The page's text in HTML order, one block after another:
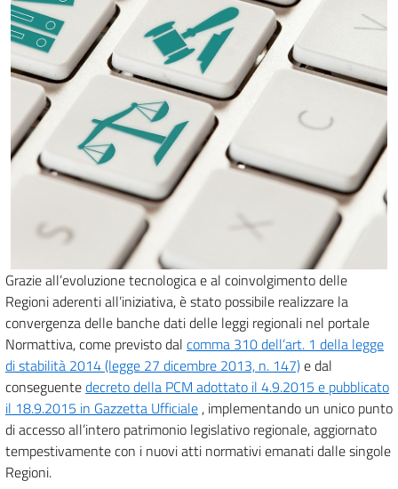
Grazie all’evoluzione tecnologica e al coinvolgimento delle
Regioni aderenti all’iniziativa, è stato possibile realizzare la
convergenza delle banche dati delle leggi regionali nel portale
Normattiva, come previsto dal comma 310 dell’art. 1 della legge
di stabilità 2014 (legge 27 dicembre 2013, n. 147)e dal
conseguentedecreto della PCM adottato il 4.9.2015 e pubblicato
il 18.9.2015 in Gazzetta Ufficiale , implementando un unico punto
di accesso all’intero patrimonio legislativo regionale, aggiornato
tempestivamente con i nuovi atti normativi emanati dalle singole
Regioni.